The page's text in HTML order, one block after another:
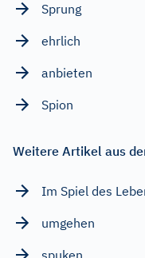
Sprung
ehrlich
anbieten
Spion
Weitere Artikel aus
Im Spiel des
umgehen